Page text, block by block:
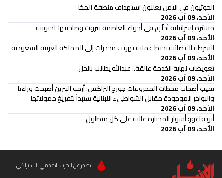
الحوثيون في اليمن يعلنون استهداف منطقة المخا
الأحد، 09 آب 2026
مسيّرة إسرائيلية تُحلّق في أجواء العاصمة بيروت وضاحيتها الجنوبية
الأحد، 09 آب 2026
الشرطة القضائية تحبط عملية تهريب مخدرات إلى المملكة العربية السعودية
الأحد، 09 آب 2026
تعويضات نهاية الخدمة عالقة.. عبدالله يطالب بالحل
الأحد، 09 آب 2026
نقيب أصحاب محطات المحروقات جورج البراكس: أزمة البنزين أصبحت وراءنا
والبواخر الموجودة مقابل الشواطىء اللبنانية ستبدأ بتفريغ حمولاتها
الأحد، 09 آب 2026
أبو فاعور: أسوار المختارة عالية على كل متطاول
الأحد، 09 آب 2026
تصدر عن الحزب التقدمي الاشتراكي